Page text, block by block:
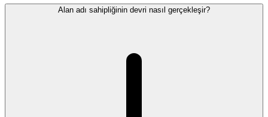
Alan adı sahipliğinin devri nasıl gerçekleşir?